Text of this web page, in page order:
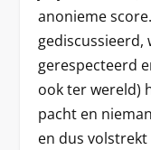
anonieme
gerespecteerd
ook ter wereld)
pacht en
en dus